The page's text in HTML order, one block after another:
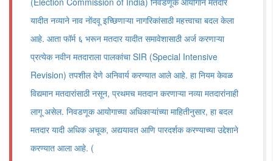
यादीत नव्याने नाव नोंदवू इच्छिणाऱ्या नागरिकांसाठी महत्त्वाचा बदल केला
आहे. आता फॉर्म ६ भरून मतदार यादीत समावेशासाठी अर्ज करणाऱ्या
प्रत्येक नवीन मतदाराला पालकांचा SIR (Special Intensive
Revision) तपशील देणे अनिवार्य करण्यात आले आहे. हा नियम केवळ
विद्यमान मतदारांसाठी नसून, प्रथमच मतदान करणाऱ्या नव्या मतदारांनाही
लागू असेल. निवडणूक आयोगाच्या अधिकाऱ्यांच्या माहितीनुसार, हा बदल
मतदार यादी अधिक अचूक, अद्ययावत आणि पारदर्शक करण्याच्या उद्देशाने
करण्यात आला आहे. (